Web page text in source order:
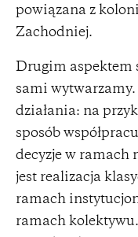
powiązana z
Zachodniej.
Drugim aspektem
sami wytwarzamy.
działania: na
sposób
decyzje w ramach
jest realizacja
ramach
ramach